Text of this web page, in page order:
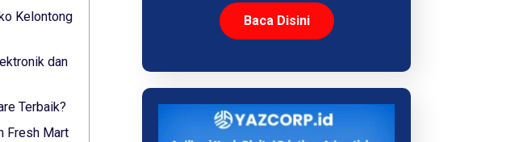
Kelontong
dan
Terbaik?
Fresh Mart
Baca Disini